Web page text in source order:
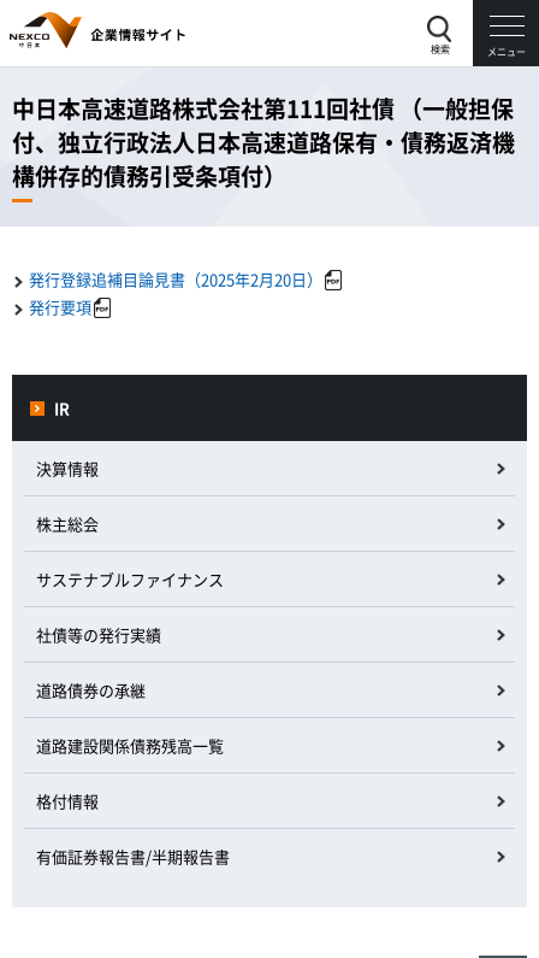
検索 メニュー
中日本高速道路株式会社第111回社債 （一般担保
付、独立行政法人日本高速道路保有・債務返済機
構併存的債務引受条項付）
発行登録追補目論見書（2025年2月20日）
発行要項
IR
決算情報
株主総会
サステナブルファイナンス
社債等の発行実績
道路債券の承継
道路建設関係債務残高一覧
格付情報
有価証券報告書/半期報告書